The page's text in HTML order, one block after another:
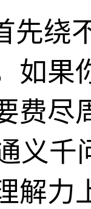
先绕
如果
费尽
义千
解力